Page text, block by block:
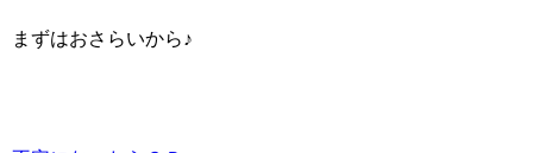
まずはおさらいから♪